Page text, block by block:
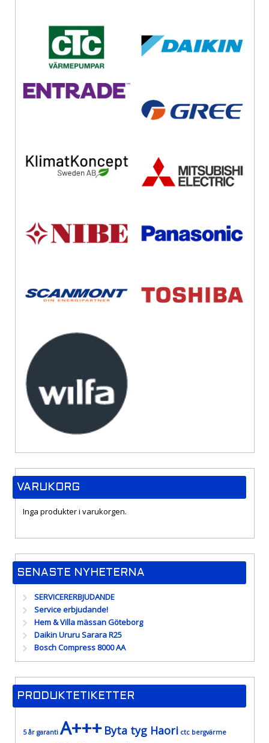
VARUKORG
Inga produkter i varukorgen.
SENASTE NYHETERNA
SERVICERERBJUDANDE
Service erbjudande!
Hem & Villa mässan Göteborg
Daikin Ururu Sarara R25
Bosch Compress 8000 AA
PRODUKTETIKETTER
5 år garanti A+++ Byta tyg Haori ctc bergvärme